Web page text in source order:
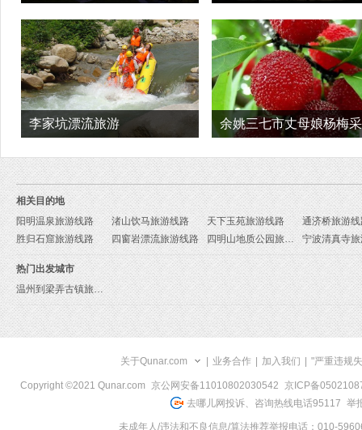
李家坑漂流旅游
余姚三七市丈母娘杨梅
相关目的地
阳明温泉旅游线路
渚山饮马旅游线路 天下玉苑旅游线路
通济桥旅游
胜归石窟旅游线路
四窗岩漂流旅游线路 四明山地质公园旅游线路 宁波清真寺
热门出发城市
温州到梁弄古镇旅游报价
关于Qunar.com 业务合作 加入我们 "严重违规
Copyright ©2021 Qunar.com 京公网安备11010802030542
京ICP备
去哪儿网投诉、咨询热线电话95117 举
未成年人/违法和不良信息/算法推荐举报电话：010-